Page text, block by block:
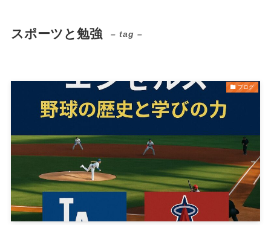
スポーツと勉強 – tag –
ブログ